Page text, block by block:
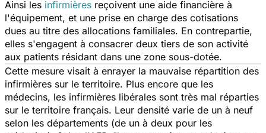
Ainsi les infirmières reçoivent une aide financière à
l'équipement, et une prise en charge des cotisations
dues au titre des allocations familiales. En contrepartie,
elles s'engagent à consacrer deux tiers de son activité
aux patients résidant dans une zone sous-dotée.
Cette mesure visait à enrayer la mauvaise répartition des
infirmières sur le territoire. Plus encore que les
médecins, les infirmières libérales sont très mal réparties
sur le territoire français. Leur densité varie de un à neuf
selon les départements (de un à deux pour les